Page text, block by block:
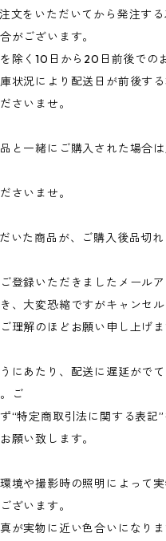
文をいただいてから発注す
がございます。
除く10日から20日前後での
状況により配送日が前後す
さいませ。
と一緒にご購入された場合
さいませ。
いた商品が、ご購入後品切
登録いただきましたメール
、大変恐縮ですがキャンセ
理解のほどお願い申し上げま
にあたり、配送に遅延がで
ご
“特定商取引法に関する表記
願い致します。
境や撮影時の照明によって
ざいます。
が実物に近い色合いになり